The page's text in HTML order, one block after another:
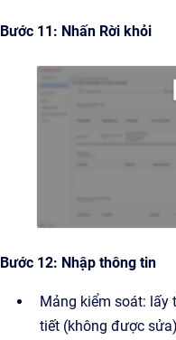
Bước 11: Nhấn Rời khỏi
Bước 12: Nhập thông tin
Mảng kiểm soát: lấy
tiết (không được sửa)